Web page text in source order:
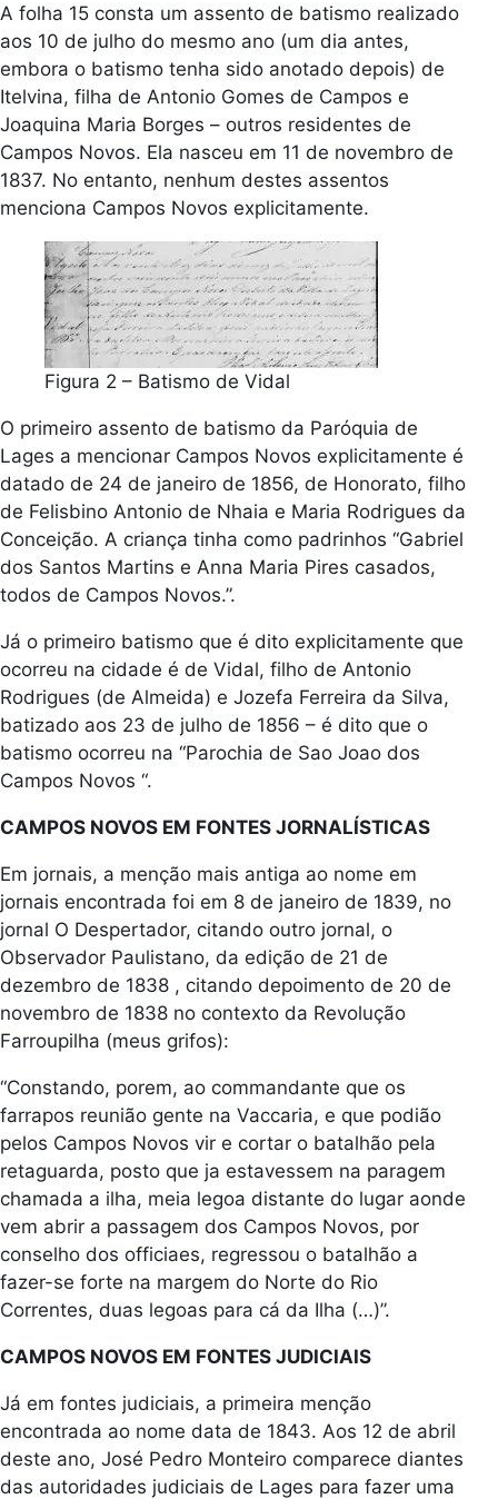
A folha 15 consta um assento de batismo realizado
aos 10 de julho do mesmo ano (um dia antes,
embora o batismo tenha sido anotado depois) de
Itelvina, filha de Antonio Gomes de Campos e
Joaquina Maria Borges – outros residentes de
Campos Novos. Ela nasceu em 11 de novembro de
1837. No entanto, nenhum destes assentos
menciona Campos Novos explicitamente.
Figura 2 – Batismo de Vidal
O primeiro assento de batismo da Paróquia de
Lages a mencionar Campos Novos explicitamente é
datado de 24 de janeiro de 1856, de Honorato, filho
de Felisbino Antonio de Nhaia e Maria Rodrigues da
Conceição. A criança tinha como padrinhos “Gabriel
dos Santos Martins e Anna Maria Pires casados,
todos de Campos Novos.”.
Já o primeiro batismo que é dito explicitamente que
ocorreu na cidade é de Vidal, filho de Antonio
Rodrigues (de Almeida) e Jozefa Ferreira da Silva,
batizado aos 23 de julho de 1856 – é dito que o
batismo ocorreu na “Parochia de Sao Joao dos
Campos Novos “.
CAMPOS NOVOS EM FONTES JORNALÍSTICAS
Em jornais, a menção mais antiga ao nome em
jornais encontrada foi em 8 de janeiro de 1839, no
jornal O Despertador, citando outro jornal, o
Observador Paulistano, da edição de 21 de
dezembro de 1838 , citando depoimento de 20 de
novembro de 1838 no contexto da Revolução
Farroupilha (meus grifos):
“Constando, porem, ao commandante que os
farrapos reunião gente na Vaccaria, e que podião
pelos Campos Novos vir e cortar o batalhão pela
retaguarda, posto que ja estavessem na paragem
chamada a ilha, meia legoa distante do lugar aonde
vem abrir a passagem dos Campos Novos, por
conselho dos officiaes, regressou o batalhão a
fazer-se forte na margem do Norte do Rio
Correntes, duas legoas para cá da Ilha (…)”.
CAMPOS NOVOS EM FONTES JUDICIAIS
Já em fontes judiciais, a primeira menção
encontrada ao nome data de 1843. Aos 12 de abril
deste ano, José Pedro Monteiro comparece diantes
das autoridades judiciais de Lages para fazer uma